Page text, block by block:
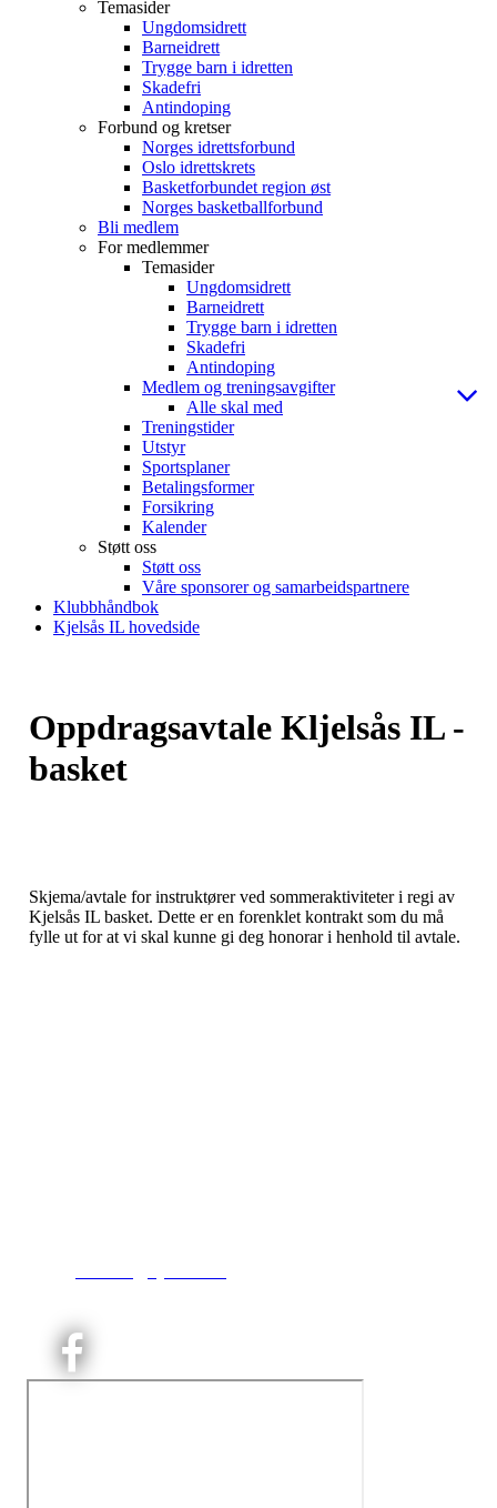
Temasider
Ungdomsidrett
Barneidrett
Trygge barn i idretten
Skadefri
Antindoping
Forbund og kretser
Norges idrettsforbund
Oslo idrettskrets
Basketforbundet region øst
Norges basketballforbund
Bli medlem
For medlemmer
Temasider
Ungdomsidrett
Barneidrett
Trygge barn i idretten
Skadefri
Antindoping
Medlem og treningsavgifter
Alle skal med
Treningstider
Utstyr
Sportsplaner
Betalingsformer
Forsikring
Kalender
Støtt oss
Støtt oss
Våre sponsorer og samarbeidspartnere
Klubbhåndbok
Kjelsås IL hovedside
Oppdragsavtale Kljelsås IL -
basket
Skjema/avtale for instruktører ved sommeraktiviteter i regi av
Kjelsås IL basket. Dette er en forenklet kontrakt som du må
fylle ut for at vi skal kunne gi deg honorar i henhold til avtale.